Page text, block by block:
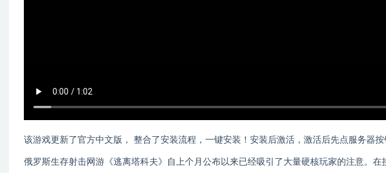
该游戏更新了官方中文版， 整合了安装流程，一键安装！安装后激活，激活后先点服务器按
俄罗斯生存射击网游《逃离塔科夫》自上个月公布以来已经吸引了大量硬核玩家的注意。